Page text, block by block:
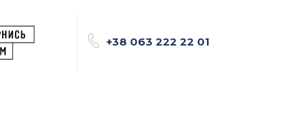
+38 063 222 22 01